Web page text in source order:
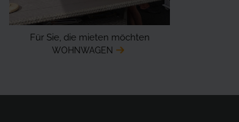
Für Sie, die mieten möchten
WOHNWAGEN